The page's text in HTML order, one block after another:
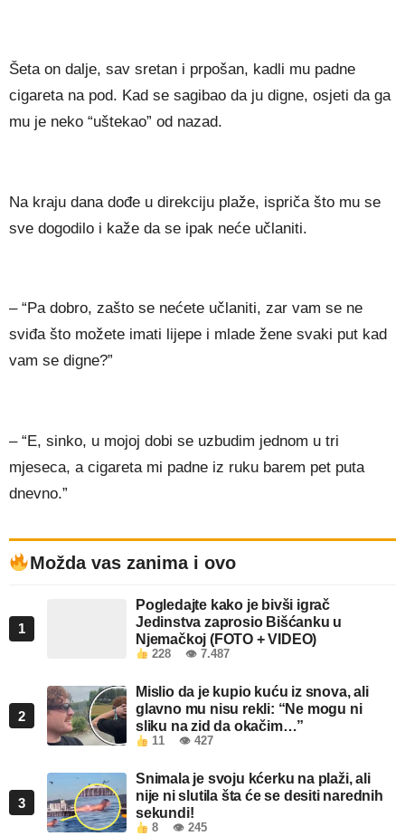
Šeta on dalje, sav sretan i prpošan, kadli mu padne
cigareta na pod. Kad se sagibao da ju digne, osjeti da ga
mu je neko “uštekao” od nazad.
Na kraju dana dođe u direkciju plaže, ispriča što mu se
sve dogodilo i kaže da se ipak neće učlaniti.
– “Pa dobro, zašto se nećete učlaniti, zar vam se ne
sviđa što možete imati lijepe i mlade žene svaki put kad
vam se digne?”
– “E, sinko, u mojoj dobi se uzbudim jednom u tri
mjeseca, a cigareta mi padne iz ruku barem pet puta
dnevno.”
Možda vas zanima i ovo
1
Pogledajte kako je bivši igrač
Jedinstva zaprosio Bišćanku u
Njemačkoj (FOTO + VIDEO)
228 👁 7.487
2
Mislio da je kupio kuću iz snova, ali
glavno mu nisu rekli: “Ne mogu ni
sliku na zid da okačim…”
11 👁 427
3
Snimala je svoju kćerku na plaži, ali
nije ni slutila šta će se desiti narednih
sekundi!
8 👁 245